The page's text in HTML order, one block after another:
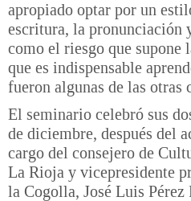
apropiado optar por un
escritura, la pronunciación
como el riesgo que supone
que es indispensable
fueron algunas de las otras
El seminario celebró sus
de diciembre, después del
cargo del consejero de
La Rioja y vicepresidente
la Cogolla, José Luis